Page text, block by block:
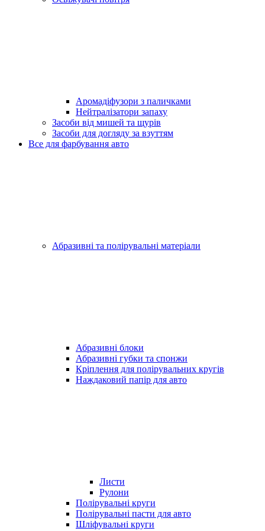
Аромадіфузори з паличками
Нейтралізатори запаху
Засоби від мишей та щурів
Засоби для догляду за взуттям
Все для фарбування авто
Абразивні та полірувальні матеріали
Абразивні блоки
Абразивні губки та спонжи
Кріплення для полірувальних кругів
Наждаковий папір для авто
Листи
Рулони
Полірувальні круги
Полірувальні пасти для авто
Шліфувальні круги